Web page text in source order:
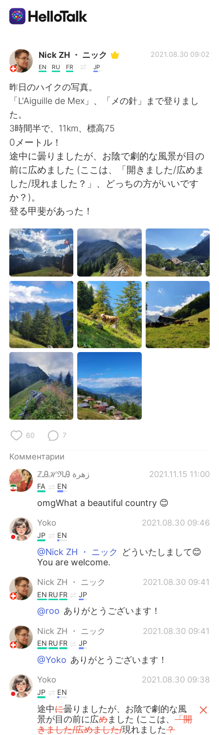
Приложение для Языкового Обмена
AI Grammar Checker
Русский
English
繁體中文 Español
العربية
한국어 ไทย
Indonesia Italiano
Türkçe Tiếng Việt
Português
Nick ZH ・ ニック
EN RU FR JP
2021.08.30 09:02
昨日のハイクの写真。
「L'Aiguille de Mex」、「メの針」まで登りまし
た。
3時間半で、11km、標高75
0メートル！
途中に曇りましたが、お陰で劇的な風景が目の
前に広めました (ここは、「開きました/広めま
した/現れました？」、どっちの方がいいです
か？)。
登る甲斐があった！
60 7
Комментарии
ℤᎯℋℜᎯ زهرة
2021.11.15 11:00
FA EN
omgWhat a beautiful country 😊
Yoko 2021.08.30 09:46
JP EN
@Nick ZH ・ ニック
どういたしまして😊
You are welcome.
Nick ZH ・ ニック 2021.08.30 09:41
EN RU FR JP
@roo ありがとうございます！
Nick ZH ・ ニック 2021.08.30 09:41
EN RU FR JP
@Yoko ありがとうございます！
Yoko 2021.08.30 09:38
JP EN
途中に曇りましたが、お陰で劇的な風
景が目の前に広めました (ここは、「開
きました/広めました/現れました？